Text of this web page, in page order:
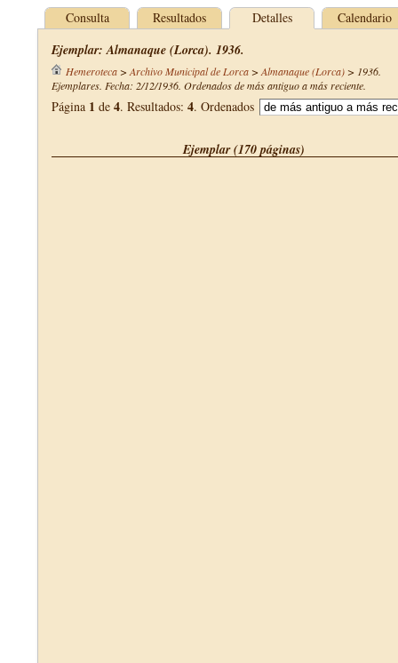
Consulta Resultados Detalles Calendario
Ejemplar: Almanaque (Lorca). 1936.
Hemeroteca> Archivo Municipal de Lorca> Almanaque (Lorca)> 1936.
Ejemplares. Fecha: 2/12/1936. Ordenados de más antiguo a más reciente.
Página 1 de 4. Resultados: 4. Ordenados
Ejemplar (170 páginas)